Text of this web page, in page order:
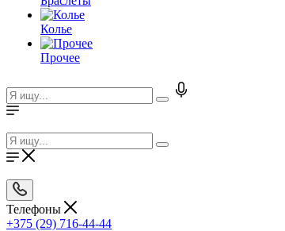
Колье
Прочее
Телефоны
+375 (29) 716-44-44